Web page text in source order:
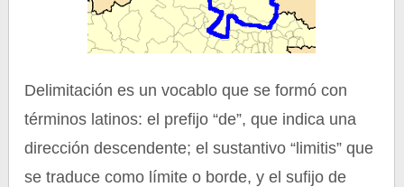
Delimitación es un vocablo que se formó con
términos latinos: el prefijo “de”, que indica una
dirección descendente; el sustantivo “limitis” que
se traduce como límite o borde, y el sufijo de